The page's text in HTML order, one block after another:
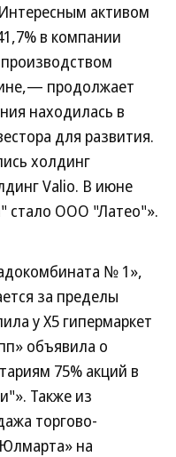
активом
в компании
продолжает
находилась в
для развития.
холдинг
Valio. В июне
стало ООО "Латео"».
№ 1»,
за пределы
у X5 гипермаркет
объявила о
75% акций в
Также из
торгово-
на